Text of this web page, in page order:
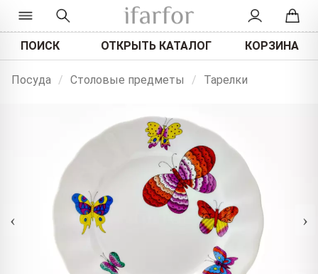
ПОИСК ОТКРЫТЬ КАТАЛОГ КОРЗИНА
Посуда / Столовые предметы / Тарелки
‹ ›